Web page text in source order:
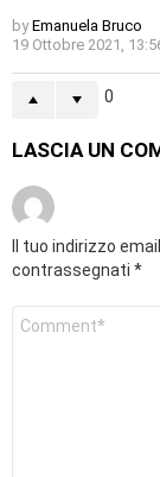
by Emanuela Bruco
19 Ottobre 2021,
0
LASCIA UN
Il tuo indirizzo
contrassegnati *